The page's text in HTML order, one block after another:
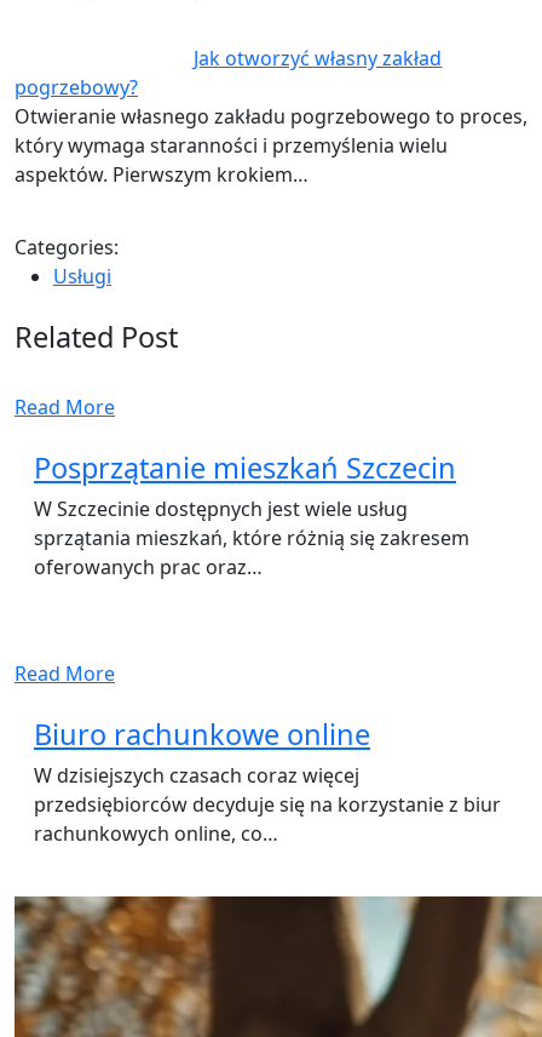
Jak otworzyć własny zakład
pogrzebowy?
Otwieranie własnego zakładu pogrzebowego to proces,
który wymaga staranności i przemyślenia wielu
aspektów. Pierwszym krokiem…
Categories:
Usługi
Related Post
Read More
Posprzątanie mieszkań Szczecin
W Szczecinie dostępnych jest wiele usług
sprzątania mieszkań, które różnią się zakresem
oferowanych prac oraz…
Read More
Biuro rachunkowe online
W dzisiejszych czasach coraz więcej
przedsiębiorców decyduje się na korzystanie z biur
rachunkowych online, co…